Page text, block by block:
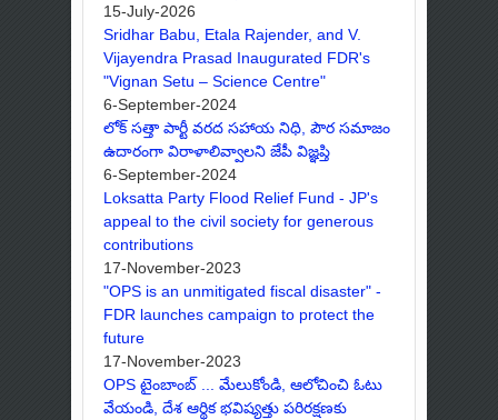
15-July-2026
Sridhar Babu, Etala Rajender, and V.
Vijayendra Prasad Inaugurated FDR's
"Vignan Setu – Science Centre"
6-September-2024
లోక్ సత్తా పార్టీ వరద సహాయ నిధి, పౌర సమాజం
ఉదారంగా విరాళాలివ్వాలని జేపీ విజ్ఞప్తి
6-September-2024
Loksatta Party Flood Relief Fund - JP's
appeal to the civil society for generous
contributions
17-November-2023
"OPS is an unmitigated fiscal disaster" -
FDR launches campaign to protect the
future
17-November-2023
OPS టైంబాంబ్ ... మేలుకోండి, ఆలోచించి ఓటు
వేయండి, దేశ ఆర్థిక భవిష్యత్తు పరిరక్షణకు